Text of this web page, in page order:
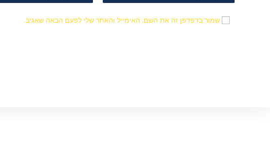
שמור בדפדפן זה את השם, האימייל והאתר שלי לפעם הבאה שאגיב.